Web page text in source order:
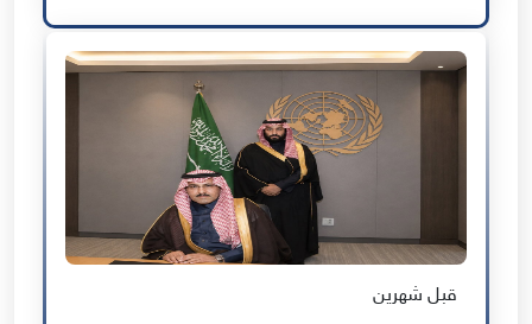
قبل شهرين